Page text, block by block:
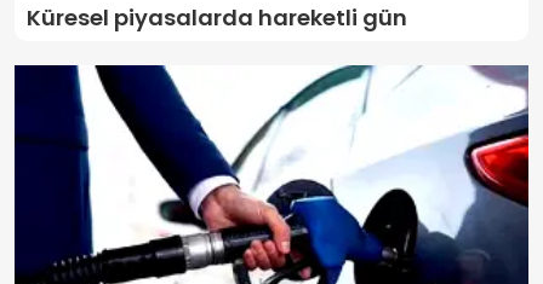
Küresel piyasalarda hareketli gün